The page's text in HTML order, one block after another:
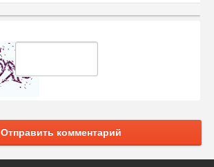
Отправить комментарий